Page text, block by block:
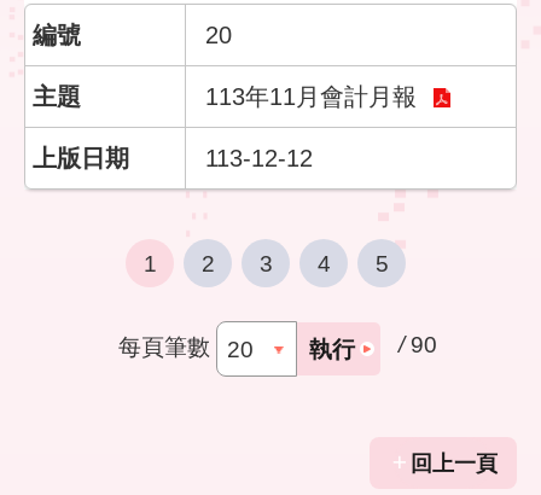
20
113年11月會計月報
113-12-12
1 2 3 4 5
每頁筆數 執行 / 90
回上一頁